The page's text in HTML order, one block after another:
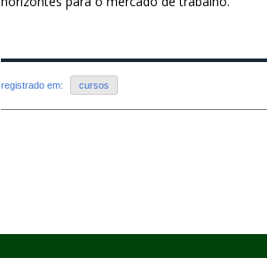
registrado em: cursos